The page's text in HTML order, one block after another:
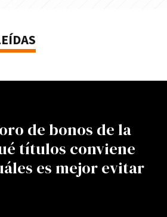
de bonos de la
títulos conviene
es mejor evitar